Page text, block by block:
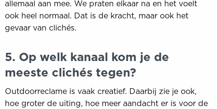
allemaal aan mee. We praten elkaar na en het voelt
ook heel normaal. Dat is de kracht, maar ook het
gevaar van clichés.
5. Op welk kanaal kom je de
meeste clichés tegen?
Outdoorreclame is vaak creatief. Daarbij zie je ook,
hoe groter de uiting, hoe meer aandacht er is voor de